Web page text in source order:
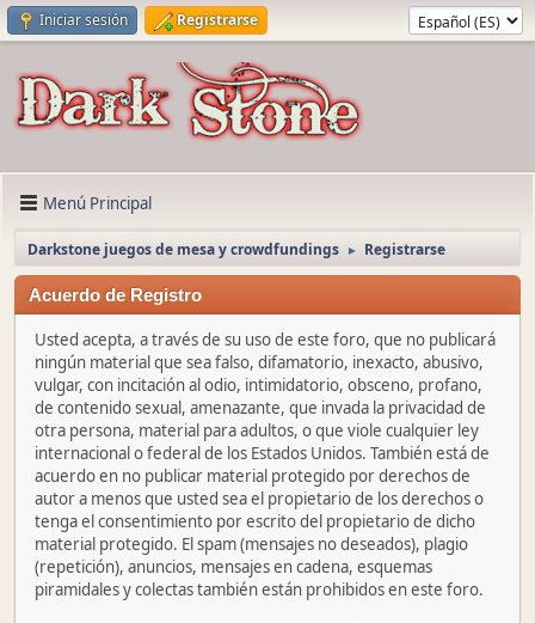
Iniciar sesión Registrarse
Menú Principal
Darkstone juegos de mesa y crowdfundings ► Registrarse
Acuerdo de Registro
Usted acepta, a través de su uso de este foro, que no publicará
ningún material que sea falso, difamatorio, inexacto, abusivo,
vulgar, con incitación al odio, intimidatorio, obsceno, profano,
de contenido sexual, amenazante, que invada la privacidad de
otra persona, material para adultos, o que viole cualquier ley
internacional o federal de los Estados Unidos. También está de
acuerdo en no publicar material protegido por derechos de
autor a menos que usted sea el propietario de los derechos o
tenga el consentimiento por escrito del propietario de dicho
material protegido. El spam (mensajes no deseados), plagio
(repetición), anuncios, mensajes en cadena, esquemas
piramidales y colectas también están prohibidos en este foro.